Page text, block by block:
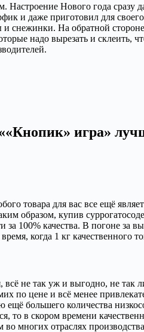
Настроение Нового года
и даже приготовил для
и снежинки. На обратной
надо вырезать и
игра»
товара для вас все ещё
образом, купив
100% качества. В погоне за
когда 1 кг качественного
всё не так уж и выгодно, не
по цене и всё менее
большего количества
то в скором времени
многих отраслях